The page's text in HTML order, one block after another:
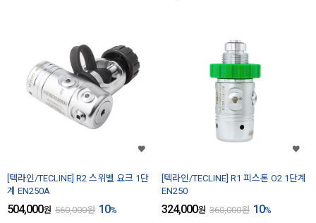
[텍라인/TECLINE] R2 스위벨 요크 1단
계 EN250A
504,000원 560,000원 10%
[텍라인/TECLINE] R1 피스톤 O2 1단계
EN250
324,000원 360,000원 10%